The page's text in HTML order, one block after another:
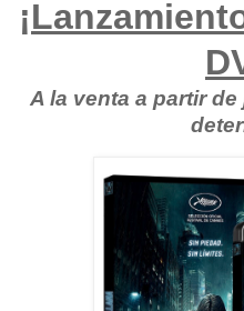
A la venta a partir